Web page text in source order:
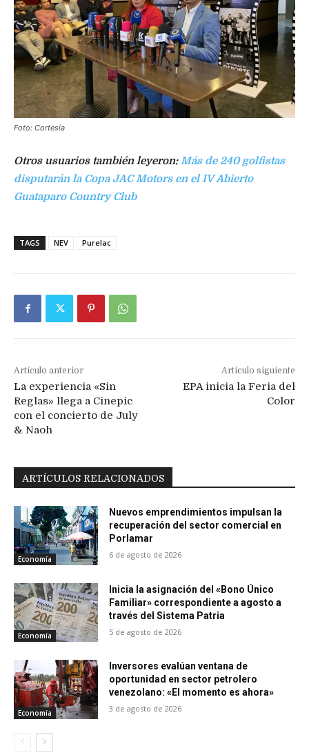
Foto: Cortesía
Otros usuarios también leyeron:Más de 240 golfistas
disputarán la Copa JAC Motors en el IV Abierto
Guataparo Country Club
TAGS NEV Purelac
Artículo anterior
La experiencia «Sin
Reglas» llega a Cinepic
con el concierto de July
& Naoh
Artículo siguiente
EPA inicia la Feria del
Color
ARTÍCULOS RELACIONADOS
Economía
Nuevos emprendimientos impulsan la
recuperación del sector comercial en
Porlamar
6 de agosto de 2026
Economía
Inicia la asignación del «Bono Único
Familiar» correspondiente a agosto a
través del Sistema Patria
5 de agosto de 2026
Economía
Inversores evalúan ventana de
oportunidad en sector petrolero
venezolano: «El momento es ahora»
3 de agosto de 2026